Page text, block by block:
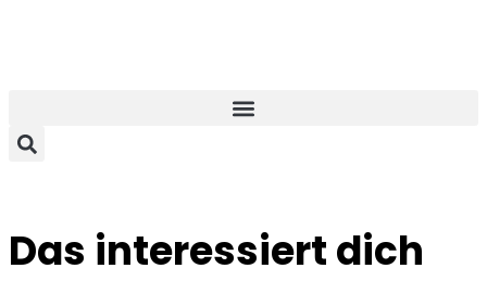
Das interessiert dich